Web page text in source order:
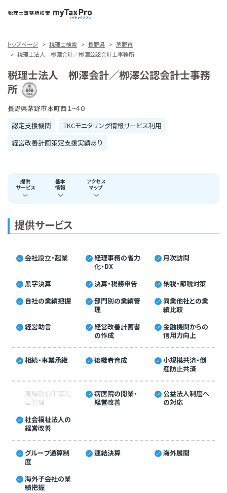
トップページ 税理士検索 長野県
茅野市
税理士法人 栁澤会計／栁澤公認会計士事務所
税理士法人 栁澤会計／栁澤公認会計士事務
所
長野県茅野市本町西１−４０
認定支援機関
TKCモニタリング情報サービス利用
経営改善計画策定支援実績あり
提供
サービス
基本
情報
アクセス
マップ
提供サービス
会社設立・起業
経理事務の省力
化・DX
月次訪問
黒字決算 決算・税務申告
納税・節税対策
自社の業績把握
部門別の業績管
理
同業他社との業
績比較
経営助言
経営改善計画書
の作成
金融機関からの
信用力向上
相続・事業承継 後継者育成
小規模共済・倒
産防止共済
現場別の工事利
益管理
病医院の開業・
経営改善
公益法人制度へ
の対応
社会福祉法人の
経営改善
グループ通算制
度
連結決算 海外展開
海外子会社の業
績把握